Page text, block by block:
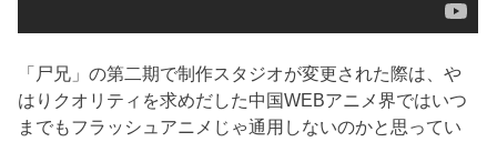
「尸兄」の第二期で制作スタジオが変更された際は、や
はりクオリティを求めだした中国WEBアニメ界ではいつ
までもフラッシュアニメじゃ通用しないのかと思ってい